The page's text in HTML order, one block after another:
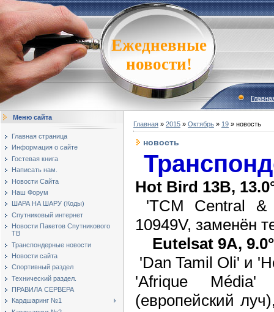
Ежедневные
новости!
Меню сайта
Главная страница
Информация о сайте
Гостевая книга
Написать нам.
Новости Сайта
Наш Форум
ШАРА НА ШАРУ (Коды)
Спутниковый интернет
Новости Пакетов Спутникового
ТВ
Транспондерные новости
Новости сайта
Спортивный раздел
Технический раздел.
ПРАВИЛА СЕРВЕРА
Кардшаринг №1
Главная » 2015 » Октябрь » 19 » новость
новость
Hot Bird 13B,
'TCM Central
10949V, заменён
Eutelsat 9A,
'Dan Tamil Oli' и
'Afrique Média'
(европейский